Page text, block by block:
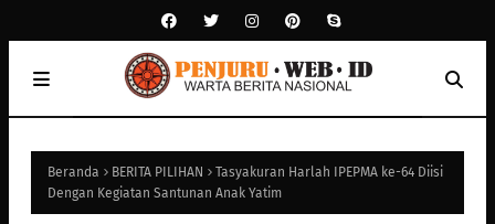
Beranda BERITA PILIHAN
Tasyakuran Harlah IPEPMA ke-64 Diisi
Dengan Kegiatan Santunan Anak Yatim